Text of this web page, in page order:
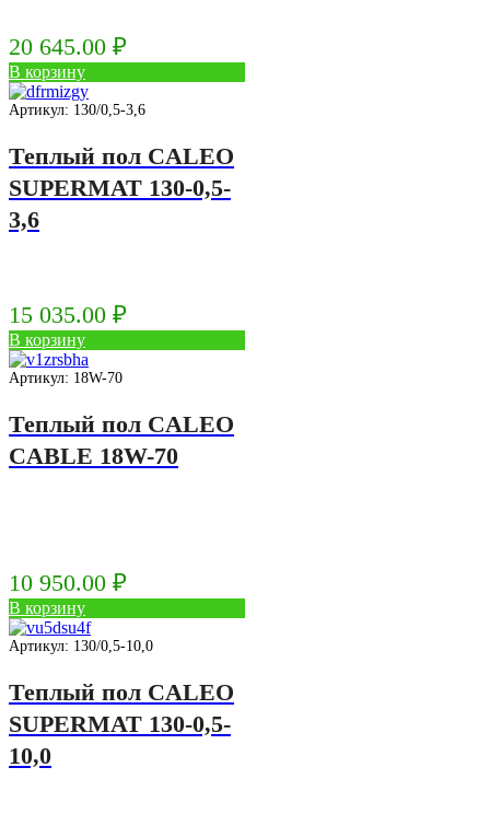
20 645.00 ₽
В корзину
Артикул: 130/0,5-3,6
Теплый пол CALEO
SUPERMAT 130-0,5-
3,6
15 035.00 ₽
В корзину
Артикул: 18W-70
Теплый пол CALEO
CABLE 18W-70
10 950.00 ₽
В корзину
Артикул: 130/0,5-10,0
Теплый пол CALEO
SUPERMAT 130-0,5-
10,0